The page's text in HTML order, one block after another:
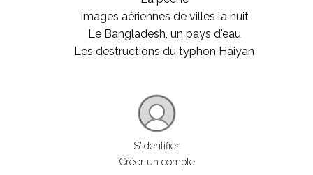
Images aériennes de villes la nuit
Le Bangladesh, un pays d'eau
Les destructions du typhon Haiyan
S'identifier
Créer un compte